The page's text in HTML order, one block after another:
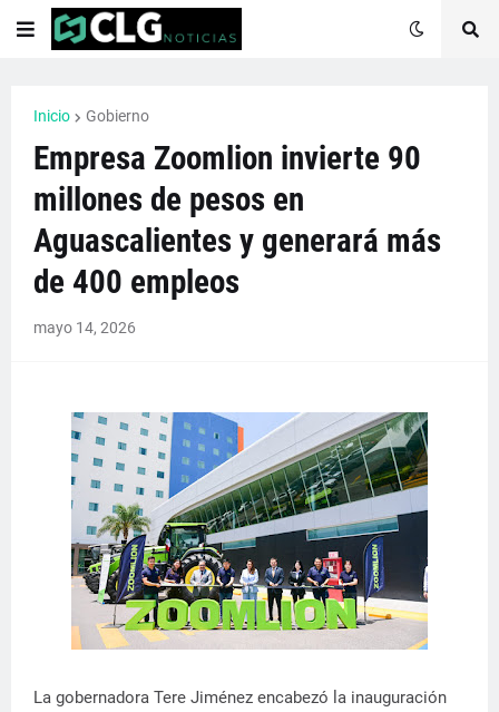
Inicio Gobierno
Empresa Zoomlion invierte 90
millones de pesos en
Aguascalientes y generará más
de 400 empleos
mayo 14, 2026
La gobernadora Tere Jiménez encabezó la inauguración